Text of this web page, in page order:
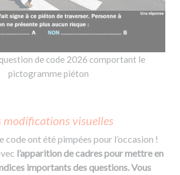
de code 2026 comportant le
pictogramme piéton
modifications visuelles
code ont été pimpées pour l’occasion !
l’apparition de cadres pour mettre en
importants des questions. Vous